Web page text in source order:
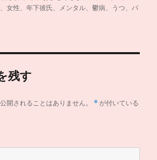
ゴ
女性、年下彼氏、メンタル、鬱病、うつ、パ
残す
開されることはありません。 *が付いている